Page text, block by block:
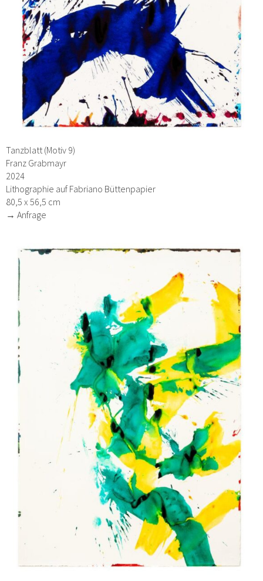
Tanzblatt (Motiv 9)
Franz Grabmayr
2024
Lithographie auf Fabriano Büttenpapier
80,5 x 56,5 cm
→ Anfrage